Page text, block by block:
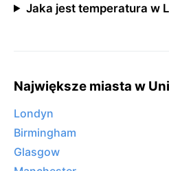
Jaka jest temperatura w
Największe miasta w
Londyn
Birmingham
Glasgow